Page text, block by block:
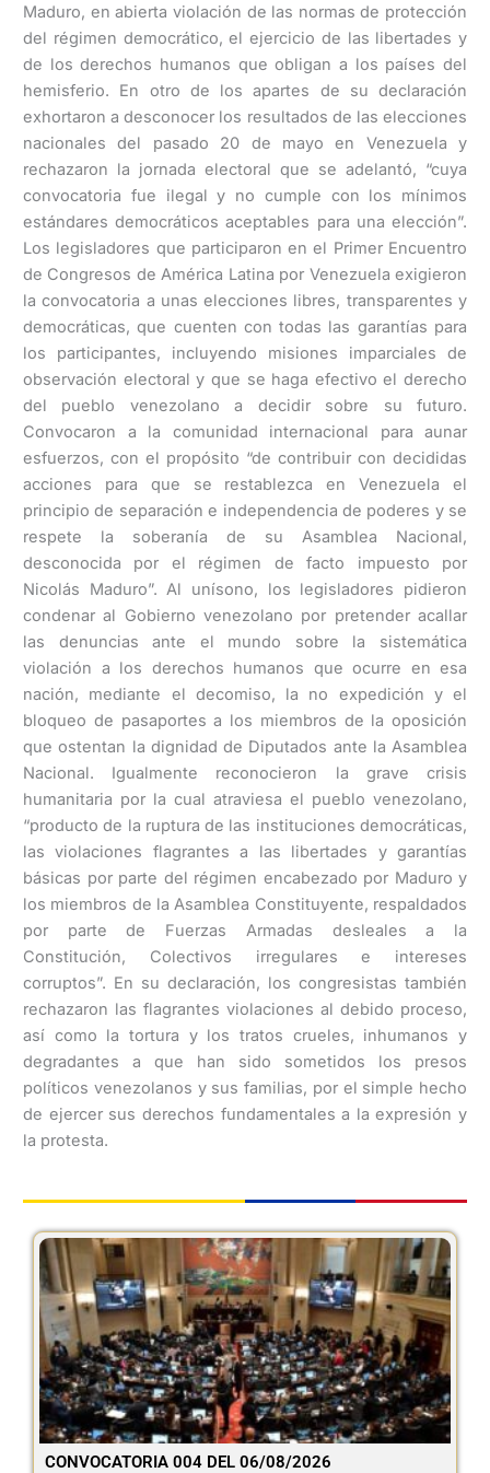
Maduro, en abierta violación de las normas de protección
del régimen democrático, el ejercicio de las libertades y
de los derechos humanos que obligan a los países del
hemisferio. En otro de los apartes de su declaración
exhortaron a desconocer los resultados de las elecciones
nacionales del pasado 20 de mayo en Venezuela y
rechazaron la jornada electoral que se adelantó, “cuya
convocatoria fue ilegal y no cumple con los mínimos
estándares democráticos aceptables para una elección”.
Los legisladores que participaron en el Primer Encuentro
de Congresos de América Latina por Venezuela exigieron
la convocatoria a unas elecciones libres, transparentes y
democráticas, que cuenten con todas las garantías para
los participantes, incluyendo misiones imparciales de
observación electoral y que se haga efectivo el derecho
del pueblo venezolano a decidir sobre su futuro.
Convocaron a la comunidad internacional para aunar
esfuerzos, con el propósito “de contribuir con decididas
acciones para que se restablezca en Venezuela el
principio de separación e independencia de poderes y se
respete la soberanía de su Asamblea Nacional,
desconocida por el régimen de facto impuesto por
Nicolás Maduro”. Al unísono, los legisladores pidieron
condenar al Gobierno venezolano por pretender acallar
las denuncias ante el mundo sobre la sistemática
violación a los derechos humanos que ocurre en esa
nación, mediante el decomiso, la no expedición y el
bloqueo de pasaportes a los miembros de la oposición
que ostentan la dignidad de Diputados ante la Asamblea
Nacional. Igualmente reconocieron la grave crisis
humanitaria por la cual atraviesa el pueblo venezolano,
“producto de la ruptura de las instituciones democráticas,
las violaciones flagrantes a las libertades y garantías
básicas por parte del régimen encabezado por Maduro y
los miembros de la Asamblea Constituyente, respaldados
por parte de Fuerzas Armadas desleales a la
Constitución, Colectivos irregulares e intereses
corruptos”. En su declaración, los congresistas también
rechazaron las flagrantes violaciones al debido proceso,
así como la tortura y los tratos crueles, inhumanos y
degradantes a que han sido sometidos los presos
políticos venezolanos y sus familias, por el simple hecho
de ejercer sus derechos fundamentales a la expresión y
la protesta.
CONVOCATORIA 004 DEL 06/08/2026